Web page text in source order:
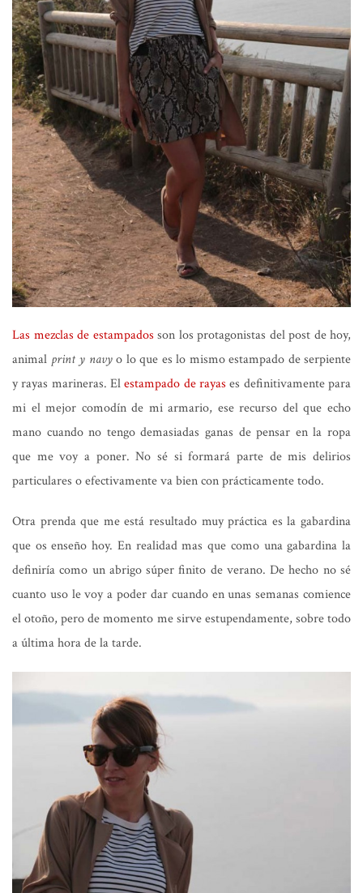
Las mezclas de estampados son los protagonistas del post de hoy,
animal print y navyo lo que es lo mismo estampado de serpiente
y rayas marineras. Elestampado de rayas es definitivamente para
mi el mejor comodín de mi armario, ese recurso del que echo
mano cuando no tengo demasiadas ganas de pensar en la ropa
que me voy a poner. No sé si formará parte de mis delirios
particulares o efectivamente va bien con prácticamente todo.
Otra prenda que me está resultado muy práctica es la gabardina
que os enseño hoy. En realidad mas que como una gabardina la
definiría como un abrigo súper finito de verano. De hecho no sé
cuanto uso le voy a poder dar cuando en unas semanas comience
el otoño, pero de momento me sirve estupendamente, sobre todo
a última hora de la tarde.